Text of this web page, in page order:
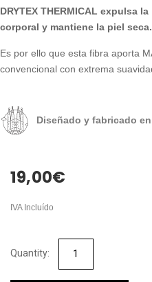
DRYTEX THERMICAL expulsa
corporal y mantiene la piel seca.
Es por ello que esta fibra aporta
convencional con extrema
Diseñado y fabricado
19,00€
IVA Incluído